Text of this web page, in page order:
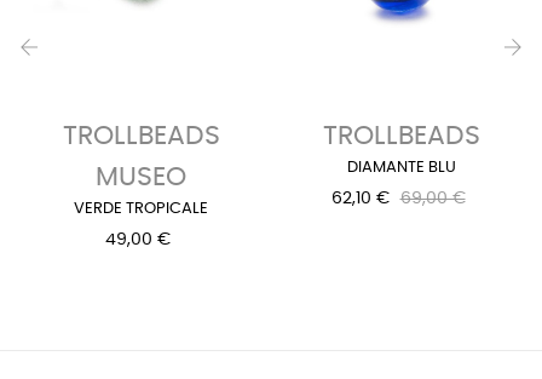
TROLLBEADS
MUSEO
VERDE TROPICALE
49,00 €
TROLLBEADS
DIAMANTE BLU
62,10 € 69,00 €